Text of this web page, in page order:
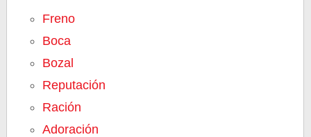
Freno
Boca
Bozal
Reputación
Ración
Adoración